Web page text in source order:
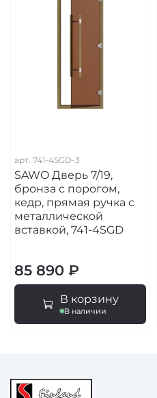
арт. 741-4SGD-3
SAWO Дверь 7/19,
бронза с порогом,
кедр, прямая ручка с
металлической
вставкой, 741-4SGD
85 890 ₽
В корзину
В наличии